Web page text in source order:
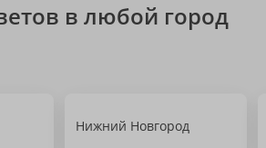
в любой город
Нижний Новгород